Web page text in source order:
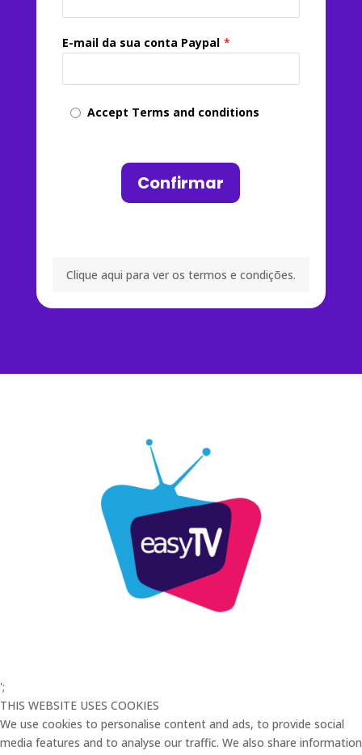
E-mail da sua conta Paypal *
Accept Terms and conditions
Confirmar
Clique aqui para ver os termos e condições.
';
THIS WEBSITE USES COOKIES
We use cookies to personalise content and ads, to provide social
media features and to analyse our traffic. We also share information